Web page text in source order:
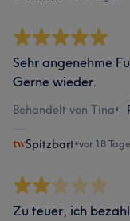
Sehr angenehme
Gerne wieder.
Behandelt von Tina•
Spitzbart•vor 18
Zu teuer, ich